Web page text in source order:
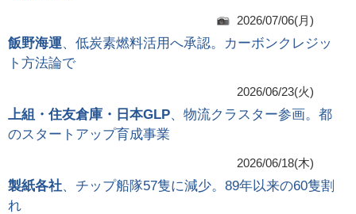
2026/07/06(月)
飯野海運、低炭素燃料活用へ承認。カーボンクレジッ
ト方法論で
2026/06/23(火)
上組・住友倉庫・日本GLP、物流クラスター参画。都
のスタートアップ育成事業
2026/06/18(木)
製紙各社、チップ船隊57隻に減少。89年以来の60隻割
れ